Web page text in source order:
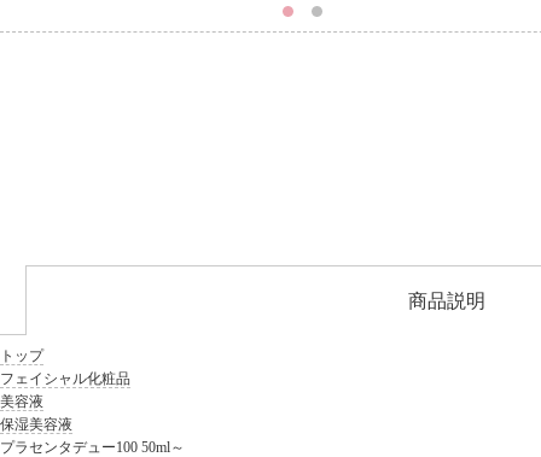
トップ
フェイシャル化粧品
美容液
保湿美容液
プラセンタデュー100 50ml～
商品説明